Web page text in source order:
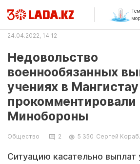
24.04.2022, 14:12
Недовольство
военнообязанных
учениях в Мангистау
прокомментировали
Минобороны
Общество 2 5 350 Сергей
Ситуацию касательно выплат